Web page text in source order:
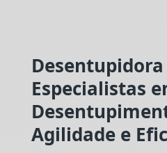
Especialistas
Agilidade e